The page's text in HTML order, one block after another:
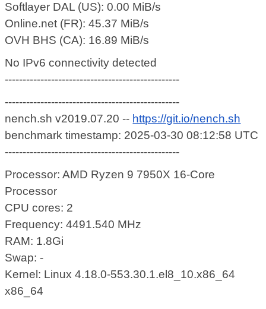
Softlayer DAL (US): 0.00 MiB/s
Online.net (FR): 45.37 MiB/s
OVH BHS (CA): 16.89 MiB/s
No IPv6 connectivity detected
-------------------------------------------------
-------------------------------------------------
nench.sh v2019.07.20 -- https://git.io/nench.sh
benchmark timestamp: 2025-03-30 08:12:58 UTC
-------------------------------------------------
Processor: AMD Ryzen 9 7950X 16-Core
Processor
CPU cores: 2
Frequency: 4491.540 MHz
RAM: 1.8Gi
Swap: -
Kernel: Linux 4.18.0-553.30.1.el8_10.x86_64
x86_64